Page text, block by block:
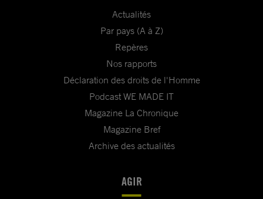
Actualités
Par pays (A à Z)
Repères
Nos rapports
Déclaration des droits de l'Homme
Podcast WE MADE IT
Magazine La Chronique
Magazine Bref
Archive des actualités
AGIR